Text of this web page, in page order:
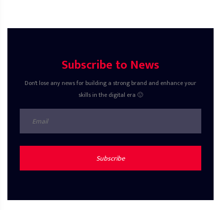
Subscribe to News
Don't lose any news for building a strong brand and enhance your
skills in the digital era 🙂
Subscribe